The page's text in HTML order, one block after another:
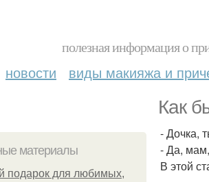
полезная информация о
новости виды макияжа и
Как
материалы
подарок для любимых,
- Дочка,
- Да,
В этой